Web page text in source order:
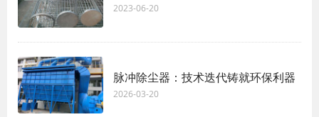
2023-06-20
脉冲除尘器：技术迭代铸就环保利器
2026-03-20